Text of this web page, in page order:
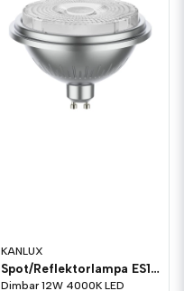
KANLUX
Spot/Reflektorlampa ES111 LED 850lm GU10 4000K Dim
Dimbar 12W 4000K LED